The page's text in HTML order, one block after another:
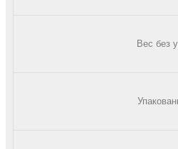
Вес без